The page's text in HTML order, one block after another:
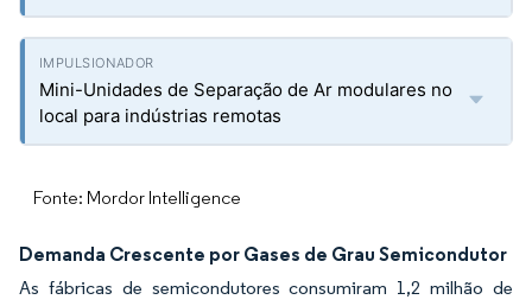
Mini-Unidades de Separação de Ar modulares no
local para indústrias remotas
Fonte: Mordor Intelligence
Demanda Crescente por Gases de Grau Semicondutor
As fábricas de semicondutores consumiram 1,2 milhão de